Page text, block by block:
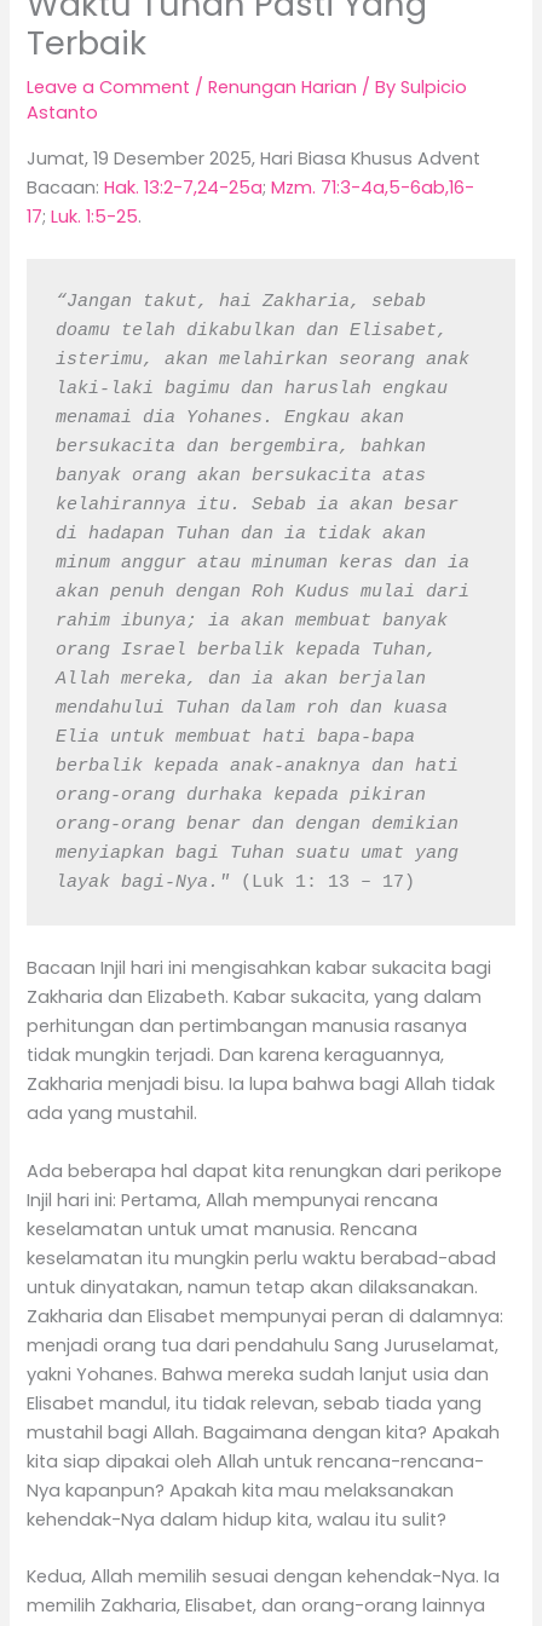
Terbaik
Leave a Comment /Renungan Harian / BySulpicio
Astanto
Jumat, 19 Desember 2025, Hari Biasa Khusus Advent
Bacaan:Hak. 13:2-7,24-25a;Mzm. 71:3-4a,5-6ab,16-
17;Luk. 1:5-25.
“Jangan takut, hai Zakharia, sebab
doamu telah dikabulkan dan Elisabet,
isterimu, akan melahirkan seorang anak
laki-laki bagimu dan haruslah engkau
menamai dia Yohanes. Engkau akan
bersukacita dan bergembira, bahkan
banyak orang akan bersukacita atas
kelahirannya itu. Sebab ia akan besar
di hadapan Tuhan dan ia tidak akan
minum anggur atau minuman keras dan ia
akan penuh dengan Roh Kudus mulai dari
rahim ibunya; ia akan membuat banyak
orang Israel berbalik kepada Tuhan,
Allah mereka, dan ia akan berjalan
mendahului Tuhan dalam roh dan kuasa
Elia untuk membuat hati bapa-bapa
berbalik kepada anak-anaknya dan hati
orang-orang durhaka kepada pikiran
orang-orang benar dan dengan demikian
menyiapkan bagi Tuhan suatu umat yang
layak bagi-Nya." (Luk 1: 13 – 17)
Bacaan Injil hari ini mengisahkan kabar sukacita bagi
Zakharia dan Elizabeth. Kabar sukacita, yang dalam
perhitungan dan pertimbangan manusia rasanya
tidak mungkin terjadi. Dan karena keraguannya,
Zakharia menjadi bisu. Ia lupa bahwa bagi Allah tidak
ada yang mustahil.
Ada beberapa hal dapat kita renungkan dari perikope
Injil hari ini: Pertama, Allah mempunyai rencana
keselamatan untuk umat manusia. Rencana
keselamatan itu mungkin perlu waktu berabad-abad
untuk dinyatakan, namun tetap akan dilaksanakan.
Zakharia dan Elisabet mempunyai peran di dalamnya:
menjadi orang tua dari pendahulu Sang Juruselamat,
yakni Yohanes. Bahwa mereka sudah lanjut usia dan
Elisabet mandul, itu tidak relevan, sebab tiada yang
mustahil bagi Allah. Bagaimana dengan kita? Apakah
kita siap dipakai oleh Allah untuk rencana-rencana-
Nya kapanpun? Apakah kita mau melaksanakan
kehendak-Nya dalam hidup kita, walau itu sulit?
Kedua, Allah memilih sesuai dengan kehendak-Nya. Ia
memilih Zakharia, Elisabet, dan orang-orang lainnya